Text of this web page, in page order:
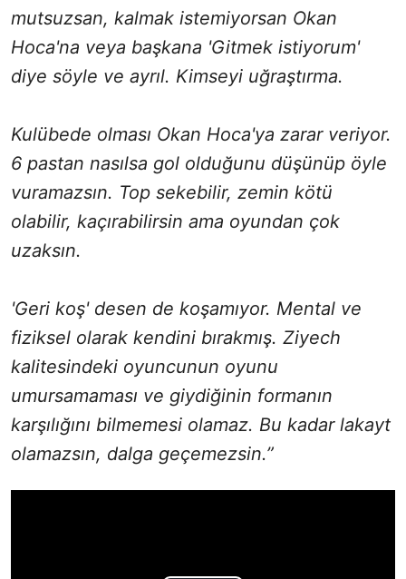
mutsuzsan, kalmak istemiyorsan Okan
Hoca'na veya başkana 'Gitmek istiyorum'
diye söyle ve ayrıl. Kimseyi uğraştırma.
Kulübede olması Okan Hoca'ya zarar veriyor.
6 pastan nasılsa gol olduğunu düşünüp öyle
vuramazsın. Top sekebilir, zemin kötü
olabilir, kaçırabilirsin ama oyundan çok
uzaksın.
'Geri koş' desen de koşamıyor. Mental ve
fiziksel olarak kendini bırakmış. Ziyech
kalitesindeki oyuncunun oyunu
umursamaması ve giydiğinin formanın
karşılığını bilmemesi olamaz. Bu kadar lakayt
olamazsın, dalga geçemezsin.”